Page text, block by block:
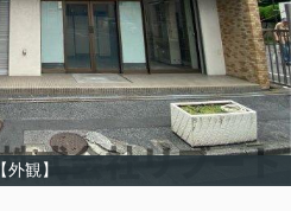
【外観】